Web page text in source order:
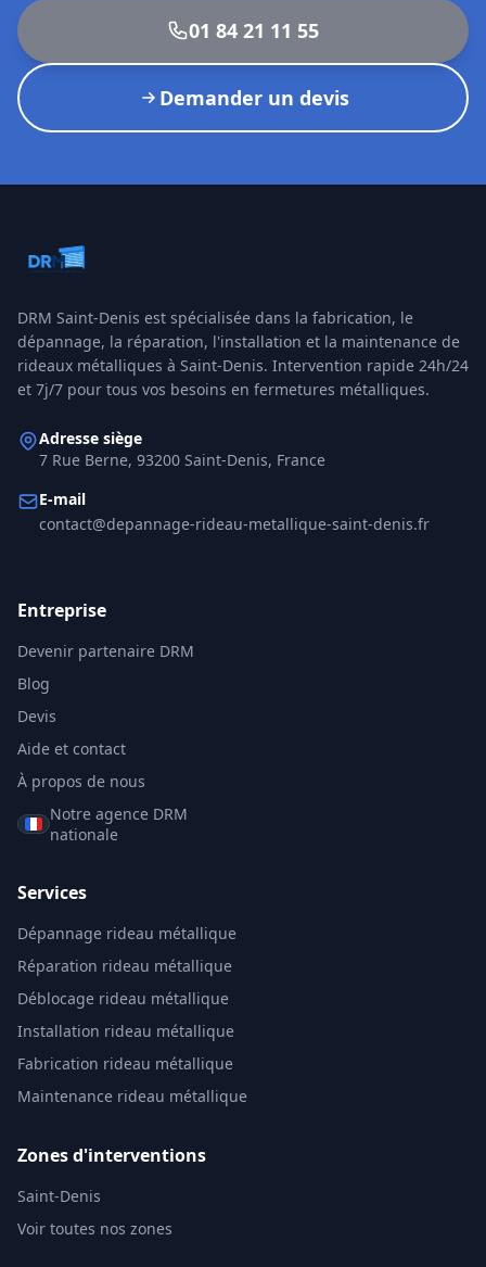
01 84 21 11 55
Demander un devis
DRM Saint-Denis est spécialisée dans la fabrication, le
dépannage, la réparation, l'installation et la maintenance de
rideaux métalliques à Saint-Denis. Intervention rapide 24h/24
et 7j/7 pour tous vos besoins en fermetures métalliques.
Adresse siège
7 Rue Berne, 93200 Saint-Denis, France
E-mail
contact@depannage-rideau-metallique-saint-denis.fr
Entreprise
Devenir partenaire DRM
Blog
Devis
Aide et contact
À propos de nous
Notre agence DRM
nationale
Services
Dépannage rideau métallique
Réparation rideau métallique
Déblocage rideau métallique
Installation rideau métallique
Fabrication rideau métallique
Maintenance rideau métallique
Zones d'interventions
Saint-Denis
Voir toutes nos zones